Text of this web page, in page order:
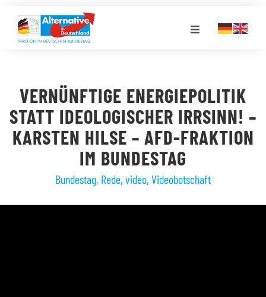
Inhalt
springen
Toggle
LANDESGRUPPEN
VERANSTALTUNGEN
VERNÜNFTIGE ENERGIEPOLITIK
STATT IDEOLOGISCHER IRRSINN! –
KARSTEN HILSE – AFD-FRAKTION
IM BUNDESTAG
Bundestag, Rede, video, Videobotschaft